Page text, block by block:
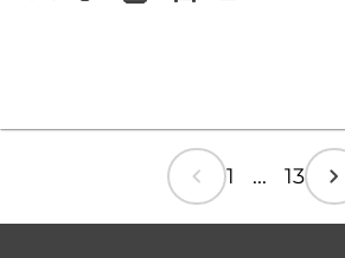
chevron_left 1 ... 13 chevron_right